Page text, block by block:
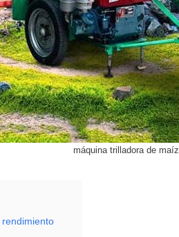
máquina trilladora de maíz